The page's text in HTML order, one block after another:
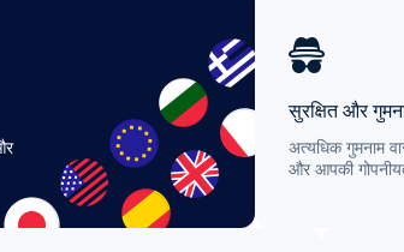
सुरक्षित और
अत्यधिक गुमनाम
और आपकी